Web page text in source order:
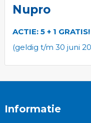
Nupro
ACTIE: 5 + 1 GRATIS!
(geldig t/m 30 juni
Informatie